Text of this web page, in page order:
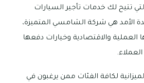
تتيح لك خدمات تأجير السيارات
الأمد هي شركة الشامسي المتميزة،
العملية والاقتصادية وخيارات دفعها
لكافة الفئات ممن يرغبون في